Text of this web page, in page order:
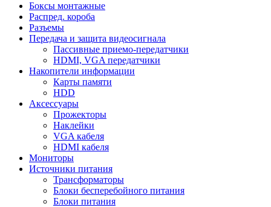
Боксы монтажные
Распред. короба
Разъемы
Передача и защита видеосигнала
Пассивные приемо-передатчики
HDMI, VGA передатчики
Накопители информации
Карты памяти
HDD
Аксессуары
Прожекторы
Наклейки
VGA кабеля
HDMI кабеля
Мониторы
Источники питания
Трансформаторы
Блоки бесперебойного питания
Блоки питания